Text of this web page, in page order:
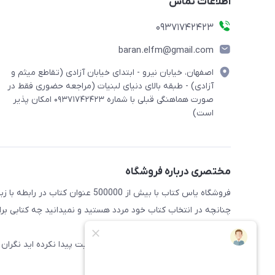
09371742423
baran.elfm@gmail.com
اصفهان، خیابان نیرو - ابتدای خیابان آزادی (تقاطع میثم و
آزادی) - طبقه بالای دنیای لبنیات (مراجعه حضوری فقط در
صورت هماهنگی قبلی با شماره ۰۹۳۷۱۷۴۲۴۲۳ امکان پذیر
است)
مختصری درباره فروشگاه
فروشگاه یاس کتاب با بیش از 500000 عنوان کتاب در رابطه با زبان های مختلف آماده خدمت رسانی به علاقه مندان این حوضه میباشد
چنانچه در انتخاب کتاب خود مردد هستید و نمیدانید چه کتابی
همچنین اگر کتاب مورد نظر خود را در سایت پیدا نکرده اید